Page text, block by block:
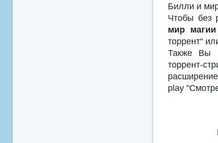
Билли и
Чтобы без
мир магии
торрент"
Также Вы
торрент-
play